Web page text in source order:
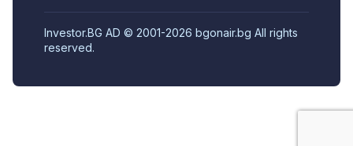
Investor.BG AD © 2001-2026 bgonair.bg All rights
reserved.